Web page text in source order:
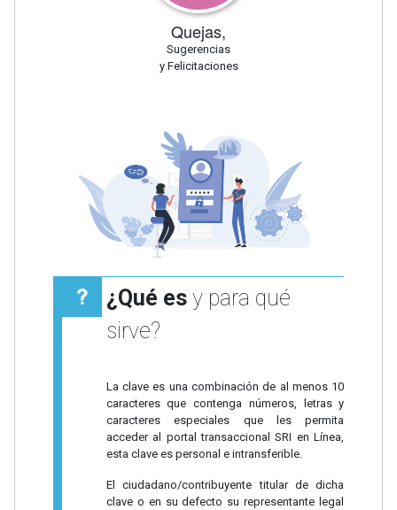
Quejas,
Sugerencias
y Felicitaciones
¿Qué esy para qué
sirve?
La clave es una combinación de al menos 10
caracteres que contenga números, letras y
caracteres especiales que les permita
acceder al portal transaccional SRI en Línea,
esta clave es personal e intransferible.
El ciudadano/contribuyente titular de dicha
clave o en su defecto su representante legal